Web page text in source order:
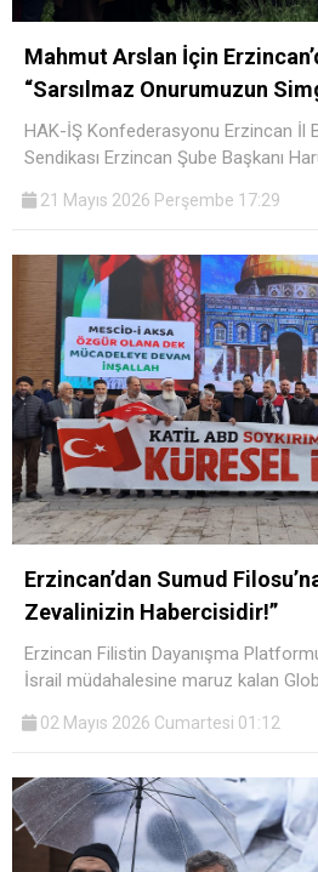
Mahmut Arslan İçin
“Sarsılmaz Onurumuzun
HAK-İŞ Konfederasyonu Erzincan İl
Sendikası Erzincan Şube Başkanı
21 Mayıs 2026 Perşembe 17:29
Erzincan’dan Sumud
Zevalinizin Habercisidir!”
Erzincan Filistin Dayanışma
İsrail müdahalesine maruz kalan
02 Mayıs 2026 Cumartesi 01:12